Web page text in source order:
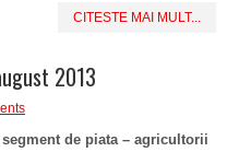
CITESTE MAI MULT...
2013
de piata – agricultorii